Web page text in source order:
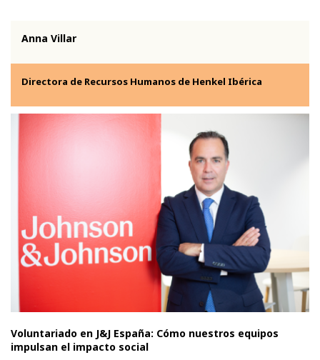
Anna Villar
Directora de Recursos Humanos de Henkel Ibérica
Voluntariado en J&J España: Cómo nuestros equipos
impulsan el impacto social